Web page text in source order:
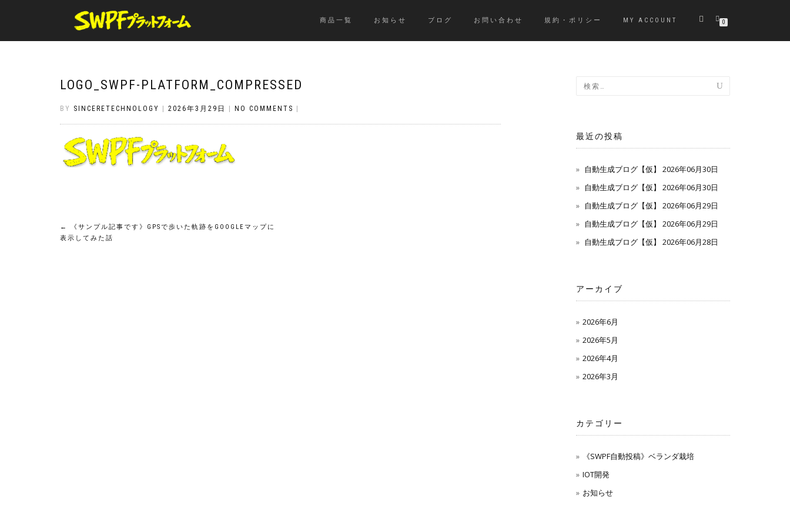
商品一覧 お知らせ ブログ お問い合わせ 規約・ポリシー MY ACCOUNT 0
LOGO_SWPF-PLATFORM_COMPRESSED
BY SINCERETECHNOLOGY 2026年3月29日 NO COMMENTS
投
←
《サンプル記事です》GPSで歩いた軌跡をGOOGLEマップに
表示してみた話
最近の投稿
自動生成ブログ【仮】 2026年06月30日
自動生成ブログ【仮】 2026年06月30日
自動生成ブログ【仮】 2026年06月29日
自動生成ブログ【仮】 2026年06月29日
自動生成ブログ【仮】 2026年06月28日
アーカイブ
2026年6月
2026年5月
2026年4月
2026年3月
カテゴリー
《SWPF自動投稿》ベランダ栽培
IOT開発
お知らせ